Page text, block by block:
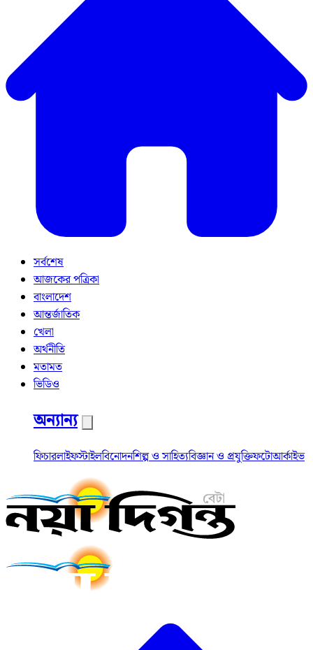
সর্বশেষ
আজকের পত্রিকা
বাংলাদেশ
আন্তর্জাতিক
খেলা
অর্থনীতি
মতামত
ভিডিও
অন্যান্য
ফিচারলাইফস্টাইলবিনোদনশিল্প ও সাহিত্যবিজ্ঞান ও প্রযুক্তিফটোআর্কাইভ